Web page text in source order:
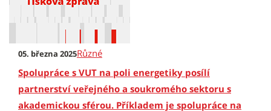
05. března 2025Různé
Spolupráce s VUT na poli energetiky posílí
partnerství veřejného a soukromého sektoru s
akademickou sférou. Příkladem je spolupráce na